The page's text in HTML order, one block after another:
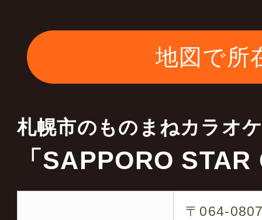
ご理解宜しくお願いい
2023年01月17日
当店はキャスティング
全国各地 ものまね・お
各タレントのキャステ
地図で所
札幌市のものまねカラオ
「SAPPORO
〒064-